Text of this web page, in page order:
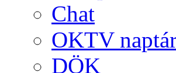
Chat
OKTV
DÖK